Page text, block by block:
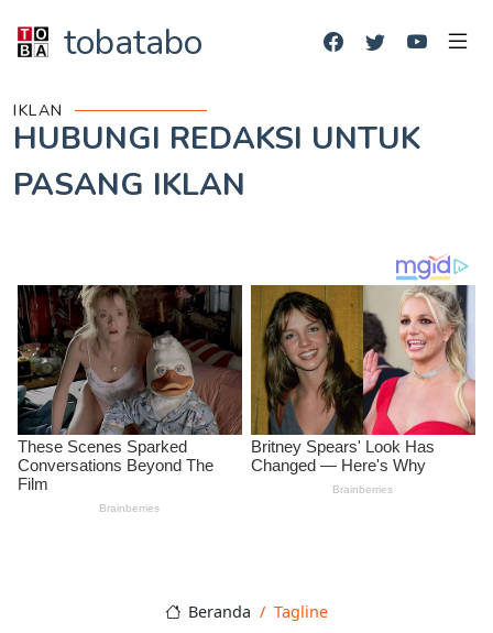
tobatabo
IKLAN
HUBUNGI REDAKSI UNTUK
PASANG IKLAN
Beranda Tagline